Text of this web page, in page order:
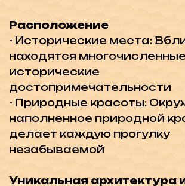
комплексе, где роскошь и комфорт
сочетаются с великолепными видами
и удобствами. Оставьте заявку и
получите бесплатную консультацию, а
так же подборку лучших
инвестиционных проектов на
Северном Кипре!
Недвижимость в этом
районе: